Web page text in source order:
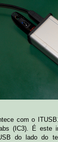
com o
(IC3). É este
do lado do